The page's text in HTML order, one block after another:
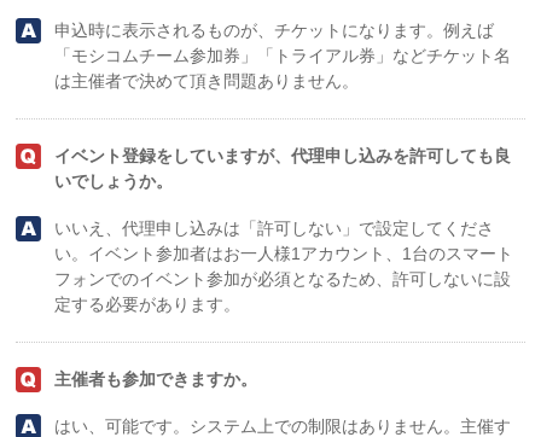
申込時に表示されるものが、チケットになります。例えば
「モシコムチーム参加券」「トライアル券」などチケット名
は主催者で決めて頂き問題ありません。
イベント登録をしていますが、代理申し込みを許可しても良
いでしょうか。
いいえ、代理申し込みは「許可しない」で設定してくださ
い。イベント参加者はお一人様1アカウント、1台のスマート
フォンでのイベント参加が必須となるため、許可しないに設
定する必要があります。
主催者も参加できますか。
はい、可能です。システム上での制限はありません。主催す